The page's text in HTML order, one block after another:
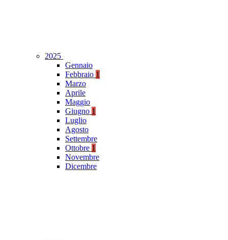
2025
Gennaio
Febbraio 1
Marzo
Aprile
Maggio
Giugno 1
Luglio
Agosto
Settembre
Ottobre 1
Novembre
Dicembre